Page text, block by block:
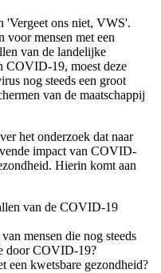
'Vergeet ons niet, VWS'.
voor mensen met een
van de landelijke
COVID-19, moest deze
nog steeds een groot
van de maatschappij
het onderzoek dat naar
impact van COVID-
Hierin komt aan
van de COVID-19
mensen die nog steeds
door COVID-19?
een kwetsbare gezondheid?